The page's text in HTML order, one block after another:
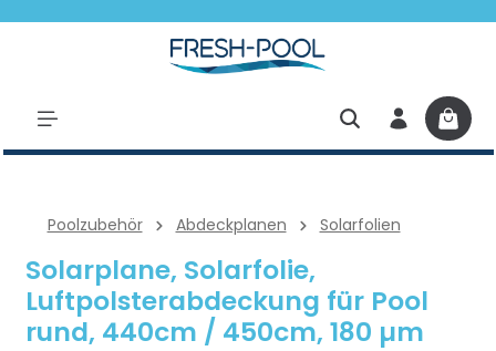
Poolzubehör Abdeckplanen Solarfolien
Solarplane, Solarfolie,
Luftpolsterabdeckung für Pool
rund, 440cm / 450cm, 180 µm